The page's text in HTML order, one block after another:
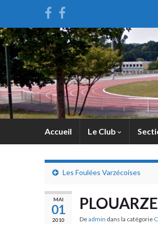
Accueil Le Club
Les Foulées Varzécoises
MAI
01
2010 Deadmin dans la catégorie